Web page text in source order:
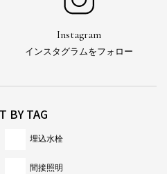
Instagram
インスタグラムをフォロー
BY TAG
埋込水栓
間接照明